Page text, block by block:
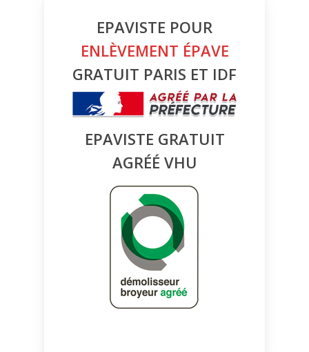
EPAVISTE POUR
ENLÈVEMENT ÉPAVE
GRATUIT PARIS ET IDF
EPAVISTE GRATUIT
AGRÉÉ VHU